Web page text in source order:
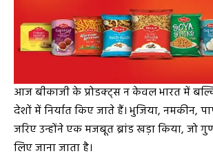
आज बीकाजी के प्रोडक्ट्स न केवल भारत में
देशों में निर्यात किए जाते हैं। भुजिया, नमकीन,
जरिए उन्होंने एक मजबूत ब्रांड खड़ा किया, जो
लिए जाना जाता है।